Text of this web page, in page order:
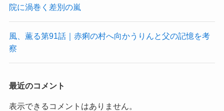
院に渦巻く差別の嵐
風、薫る第91話｜赤痢の村へ向かうりんと父の記憶を考
察
最近のコメント
表示できるコメントはありません。